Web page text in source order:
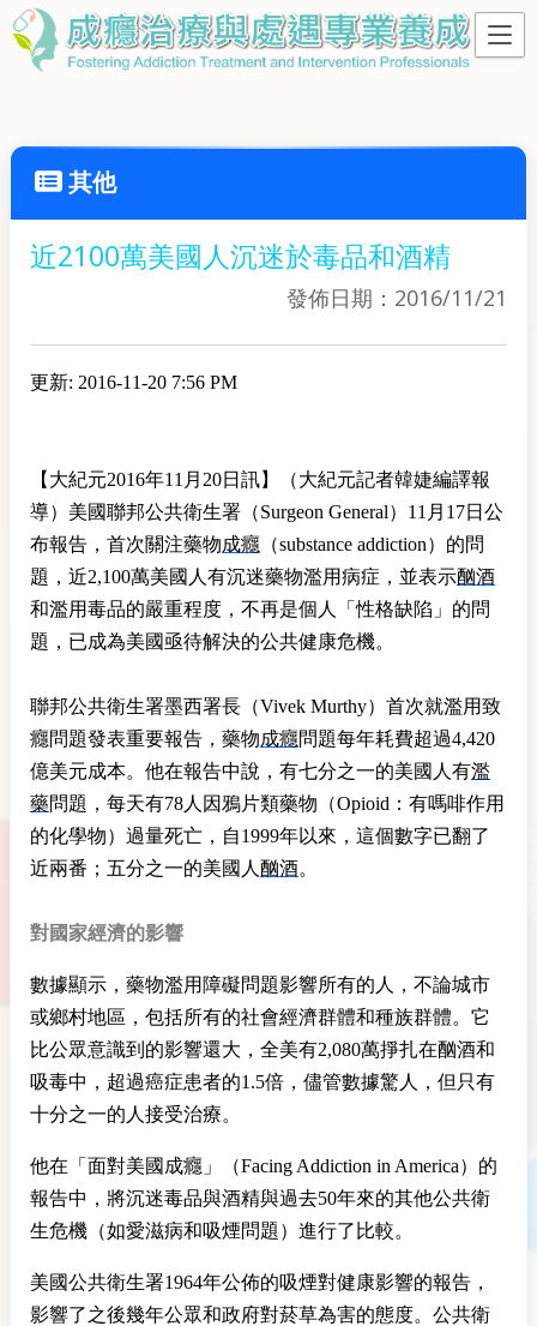
其他
近2100萬美國人沉迷於毒品和酒精
發佈日期：2016/11/21
更新: 2016-11-20 7:56 PM
【大紀元2016年11月20日訊】（大紀元記者韓婕編譯報
導）美國聯邦公共衛生署（Surgeon General）11月17日公
布報告，首次關注藥物成癮 （substance addiction）的問
題，近2,100萬美國人有沉迷藥物濫用病症，並表示酗酒
和濫用毒品的嚴重程度，不再是個人「性格缺陷」的問
題，已成為美國亟待解決的公共健康危機。
聯邦公共衛生署墨西署長（Vivek Murthy）首次就濫用致
癮問題發表重要報告，藥物成癮問題每年耗費超過4,420
億美元成本。他在報告中說，有七分之一的美國人有濫
藥問題，每天有78人因鴉片類藥物（Opioid：有嗎啡作用
的化學物）過量死亡，自1999年以來，這個數字已翻了
近兩番；五分之一的美國人 酗酒。
對國家經濟的影響
數據顯示，藥物濫用障礙問題影響所有的人，不論城市
或鄉村地區，包括所有的社會經濟群體和種族群體。它
比公眾意識到的影響還大，全美有2,080萬掙扎在酗酒和
吸毒中，超過癌症患者的1.5倍，儘管數據驚人，但只有
十分之一的人接受治療。
他在「面對美國成癮」（Facing Addiction in America）的
報告中，將沉迷毒品與酒精與過去50年來的其他公共衛
生危機（如愛滋病和吸煙問題）進行了比較。
美國公共衛生署1964年公佈的吸煙對健康影響的報告，
影響了之後幾年公眾和政府對菸草為害的態度。公共衛